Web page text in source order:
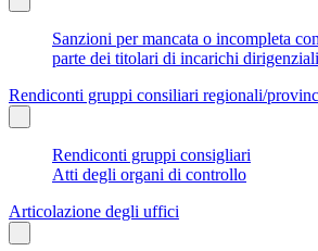
Sanzioni per mancata o incompleta
parte dei titolari di incarichi dirigenziali
Rendiconti gruppi consiliari regionali/
Rendiconti gruppi consigliari
Atti degli organi di controllo
Articolazione degli uffici